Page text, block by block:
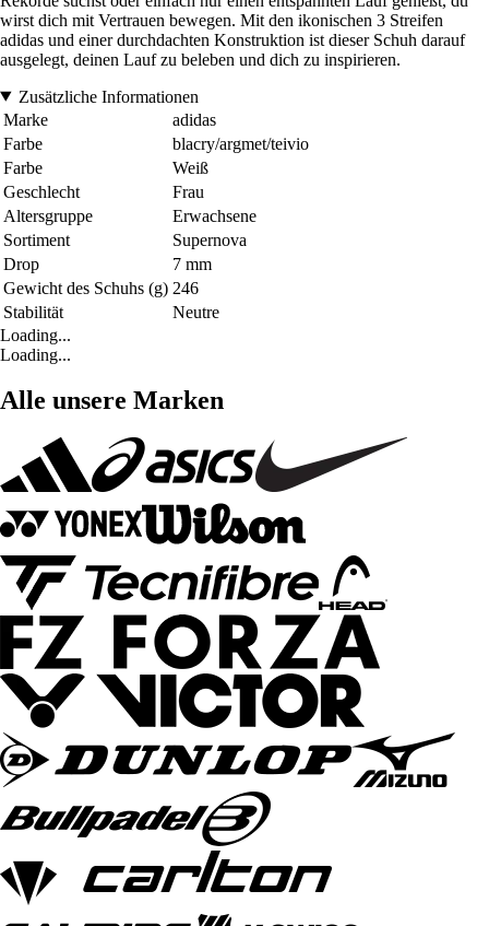
wirst dich mit Vertrauen bewegen. Mit den ikonischen 3 Streifen
adidas und einer durchdachten Konstruktion ist dieser Schuh darauf
ausgelegt, deinen Lauf zu beleben und dich zu inspirieren.
Zusätzliche Informationen
Marke
adidas
Farbe
blacry/argmet/teivio
Farbe
Weiß
Geschlecht
Frau
Altersgruppe
Erwachsene
Sortiment
Supernova
Drop
7 mm
Gewicht des Schuhs (g) 246
Stabilität
Neutre
Loading...
Loading...
Alle unsere Marken